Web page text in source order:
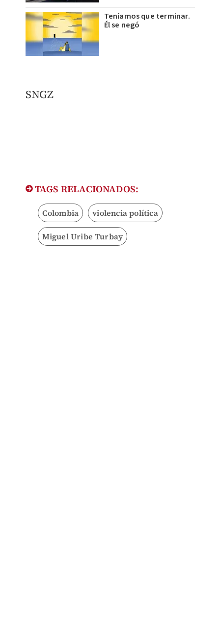
Teníamos que terminar.
Él se negó
SNGZ
TAGS RELACIONADOS:
Colombia violencia política
Miguel Uribe Turbay